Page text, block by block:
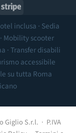
Stripe
inclusa · Sedia
Mobility scooter
·Transfer disabili
accessibile
su tutta Roma
Giglio S.r.l. · P.IVA